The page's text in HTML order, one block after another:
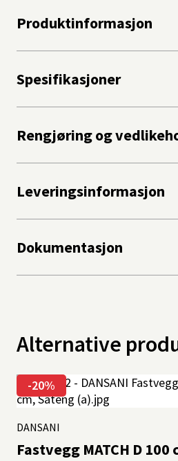
Produktinformasjon
Spesifikasjoner
Rengjøring og
Leveringsinformasjon
Dokumentasjon
Alternative
Fastvegg MATCH D
-20%
DANSANI